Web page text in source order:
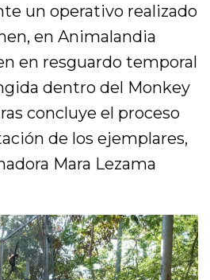
un operativo realizado
en Animalandia
en resguardo temporal
dentro del Monkey
concluye el proceso
de los ejemplares,
Mara Lezama